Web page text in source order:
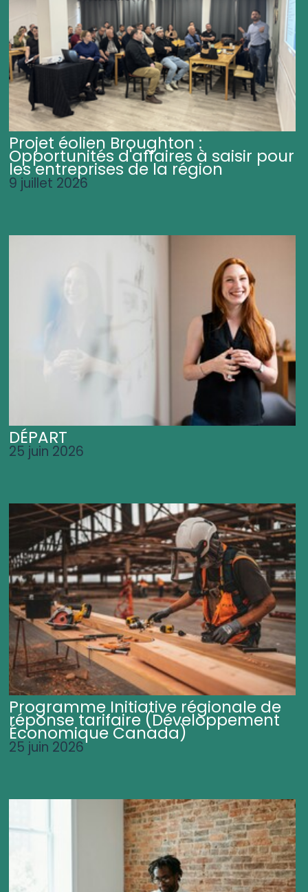
Projet éolien Broughton :
Opportunités d'affaires à saisir pour
les entreprises de la région
9 juillet 2026
DÉPART
25 juin 2026
Programme Initiative régionale de
réponse tarifaire (Développement
Économique Canada)
25 juin 2026